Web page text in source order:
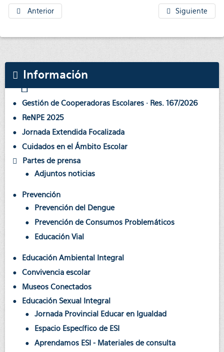
Anterior Siguiente
Información
Gestión de Cooperadoras Escolares · Res. 167/2026
ReNPE 2025
Jornada Extendida Focalizada
Cuidados en el Ámbito Escolar
Partes de prensa
Adjuntos noticias
Prevención
Prevención del Dengue
Prevención de Consumos Problemáticos
Educación Vial
Educación Ambiental Integral
Convivencia escolar
Museos Conectados
Educación Sexual Integral
Jornada Provincial Educar en Igualdad
Espacio Específico de ESI
Aprendamos ESI - Materiales de consulta